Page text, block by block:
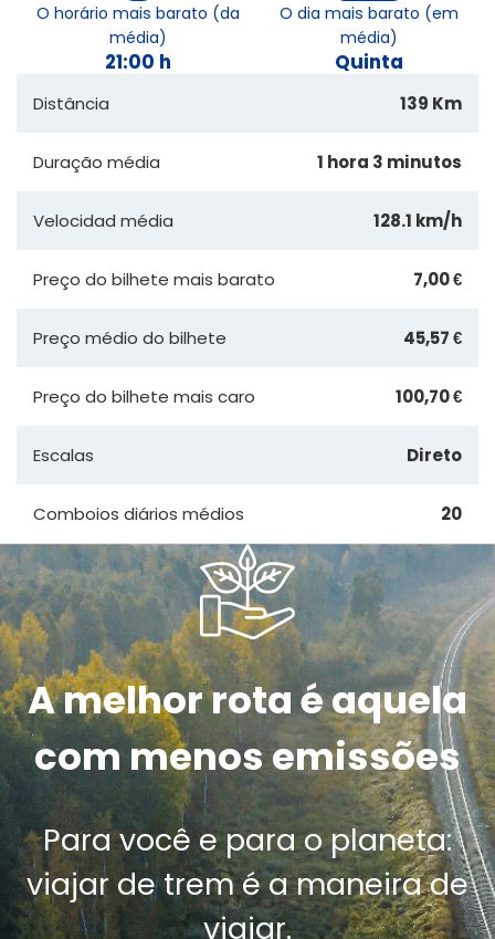
O horário mais barato (da
média)
21:00 h
O dia mais barato (em
média)
Quinta
Distância 139 Km
Duração média 1 hora 3 minutos
Velocidad média 128.1 km/h
Preço do bilhete mais barato 7,00 €
Preço médio do bilhete 45,57 €
Preço do bilhete mais caro 100,70 €
Escalas Direto
Comboios diários médios 20
A melhor rota é aquela
com menos emissões
Para você e para o planeta:
viajar de trem é a maneira de
viajar.